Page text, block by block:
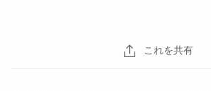
これを共有